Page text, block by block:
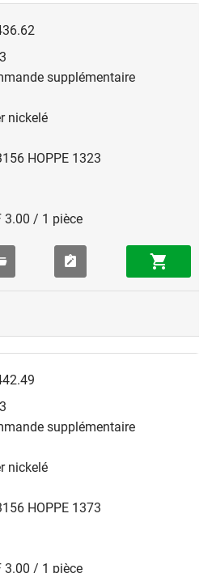
supplémentaire
nickelé
HOPPE 1323
3.00 / 1 pièce
supplémentaire
nickelé
HOPPE 1373
3.00 / 1 pièce